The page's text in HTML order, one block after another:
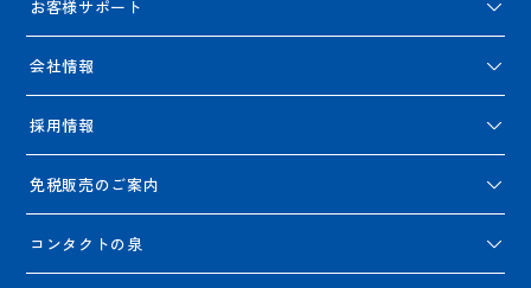
お客様サポート
会社情報
採用情報
免税販売のご案内
コンタクトの泉